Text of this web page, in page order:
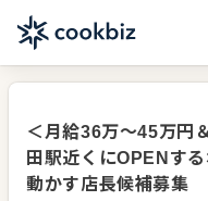
＜月給36万～45万円
田駅近くにOPENす
動かす店長候補募集